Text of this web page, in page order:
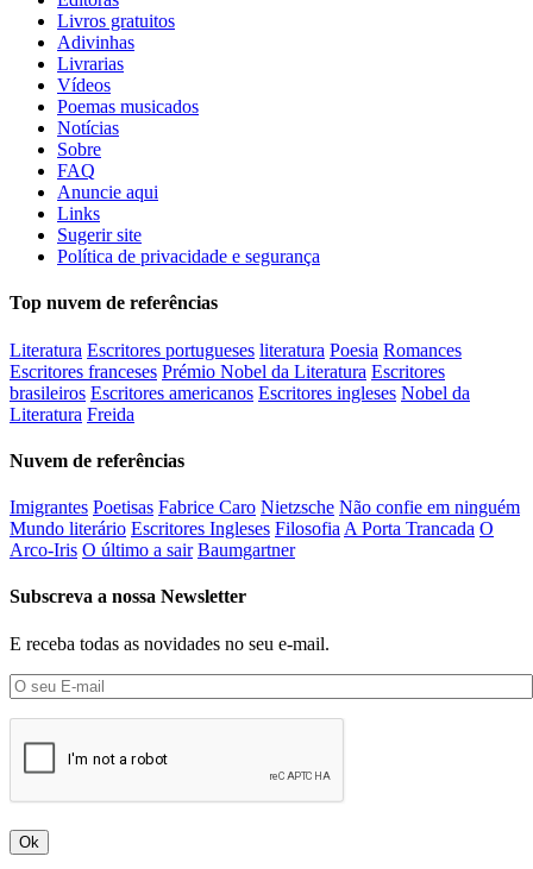
Livros gratuitos
Adivinhas
Livrarias
Vídeos
Poemas musicados
Notícias
Sobre
FAQ
Anuncie aqui
Links
Sugerir site
Política de privacidade e segurança
Top nuvem de referências
Literatura Escritores portugueses literatura Poesia Romances
Escritores franceses Prémio Nobel da Literatura Escritores
brasileiros Escritores americanos Escritores ingleses Nobel da
Literatura Freida
Nuvem de referências
Imigrantes Poetisas Fabrice Caro Nietzsche Não confie em ninguém
Mundo literário Escritores Ingleses Filosofia A Porta Trancada O
Arco-Iris O último a sair Baumgartner
Subscreva a nossa Newsletter
E receba todas as novidades no seu e-mail.
Ok